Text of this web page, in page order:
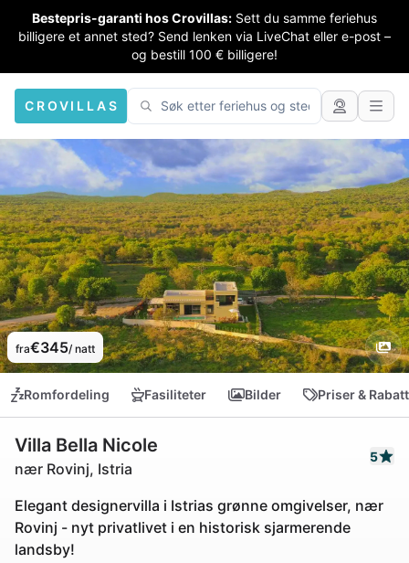
Bestepris-garanti hos Crovillas: Sett du samme feriehus
billigere et annet sted? Send lenken via LiveChat eller e-post –
og bestill 100 € billigere!
CROVILLAS
fra€345/ natt
Romfordeling Fasiliteter Bilder Priser &
Villa Bella Nicole
nær Rovinj, Istria
5
Elegant designervilla i Istrias grønne omgivelser, nær
Rovinj - nyt privatlivet i en historisk sjarmerende
landsby!